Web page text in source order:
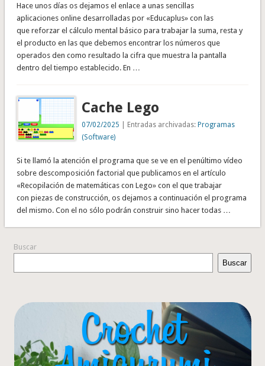
Hace unos días os dejamos el enlace a unas sencillas
aplicaciones online desarrolladas por «Educaplus» con las
que reforzar el cálculo mental básico para trabajar la suma, resta y
el producto en las que debemos encontrar los números que
operados den como resultado la cifra que muestra la pantalla
dentro del tiempo establecido. En …
Cache Lego
07/02/2025 | Entradas archivadas:Programas
(Software)
Si te llamó la atención el programa que se ve en el penúltimo vídeo
sobre descomposición factorial que publicamos en el artículo
«Recopilación de matemáticas con Lego» con el que trabajar
con piezas de construcción, os dejamos a continuación el programa
del mismo. Con el no sólo podrán construir sino hacer todas …
Buscar
Buscar